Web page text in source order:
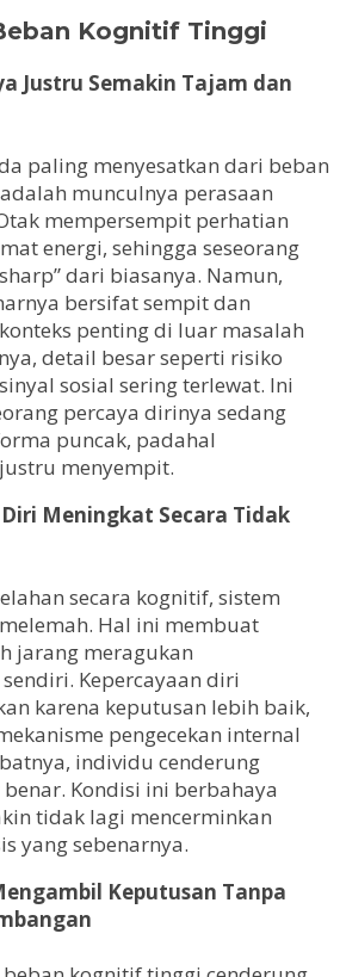
Kognitif Tinggi
Justru Semakin Tajam dan
paling menyesatkan dari beban
munculnya perasaan
mempersempit perhatian
energi, sehingga seseorang
dari biasanya. Namun,
bersifat sempit dan
penting di luar masalah
detail besar seperti risiko
sosial sering terlewat. Ini
percaya dirinya sedang
puncak, padahal
menyempit.
Meningkat Secara Tidak
secara kognitif, sistem
Hal ini membuat
jarang meragukan
Kepercayaan diri
karena keputusan lebih baik,
pengecekan internal
individu cenderung
Kondisi ini berbahaya
tidak lagi mencerminkan
yang sebenarnya.
Keputusan Tanpa